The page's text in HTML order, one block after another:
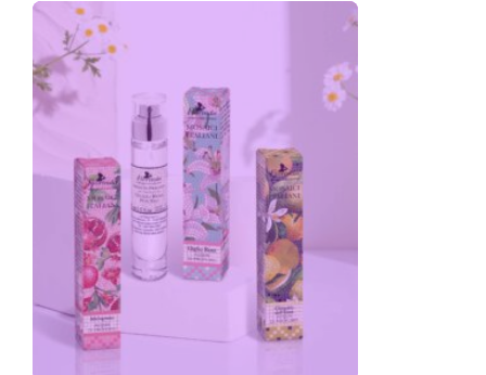
Perfume